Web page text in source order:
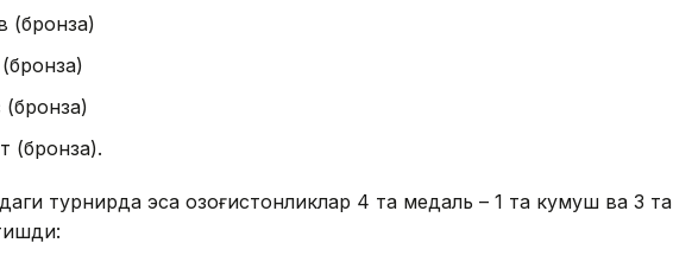
(бронза)
(бронза)
(бронза).
турнирда эса қозоғистонликлар 4 та медаль – 1 та кумуш ва 3 та